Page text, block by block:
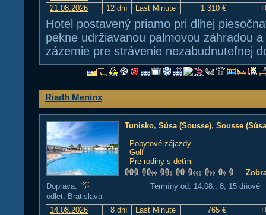
21.08.2026
12 dní Last Minute 1 310 €
Hotel postavený priamo pri dlhej
pekne udržiavanou palmovou záhradou
zázemie pre strávenie nezabudnuteľnej
Riadh Meninx
Tunisko, Súsa (Sousse), Sousse
- Pobytové zájazdy
- Golf
- Pre rodiny s deťmi
Doprava:
Termíny od: 14.08., 8, 15 dňové
odlet: Bratislava
14.08.2026
8 dní Last Minute 765 €